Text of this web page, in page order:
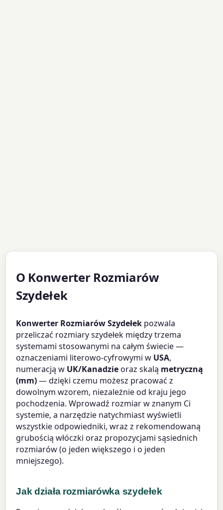
O Konwerter Rozmiarów
Szydełek
Konwerter Rozmiarów Szydełek pozwala
przeliczać rozmiary szydełek między trzema
systemami stosowanymi na całym świecie —
oznaczeniami literowo-cyfrowymi w USA,
numeracją w UK/Kanadzieoraz skalą metryczną
(mm)— dzięki czemu możesz pracować z
dowolnym wzorem, niezależnie od kraju jego
pochodzenia. Wprowadź rozmiar w znanym Ci
systemie, a narzędzie natychmiast wyświetli
wszystkie odpowiedniki, wraz z rekomendowaną
grubością włóczki oraz propozycjami sąsiednich
rozmiarów (o jeden większego i o jeden
mniejszego).
Jak działa rozmiarówka szydełek